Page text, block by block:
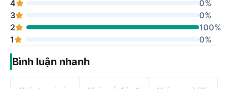
4
0%
3
0%
2
100%
1
0%
Bình luận nhanh